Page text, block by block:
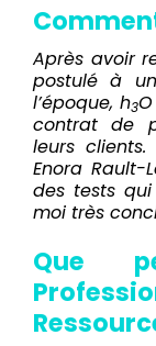
Après avoir
postulé à
l’époque, h3
contrat de
leurs
Enora Rault-
des tests
moi très
Que